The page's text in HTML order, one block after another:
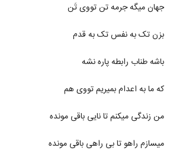
6294
Davoodi Jaye Khali)
6297
جهان میگه جرمه تن تووی تَن
بزن تک به نفس تک به قدم
باشه طناب رابطه پاره نشه
که ما به اعدام بمیریم تووی هم
من زندگی میکنم تا نایی باقی مونده
میسازم راهو تا بی راهی باقی مونده